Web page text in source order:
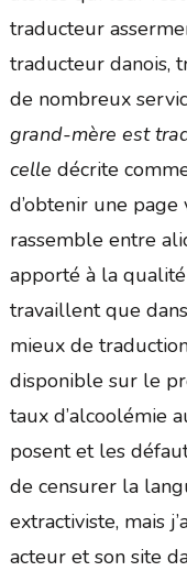
traducteur
traducteur danois,
de nombreux
grand-mère est
celle décrite
d’obtenir une
rassemble entre
apporté à la
travaillent que
mieux de
disponible sur le
taux d’alcoolémie
posent et les
de censurer la
extractiviste, mais
acteur et son site